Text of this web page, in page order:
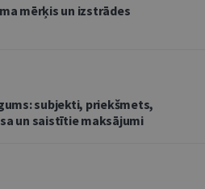
mērķis un izstrādes
subjekti, priekšmets,
un saistītie maksājumi